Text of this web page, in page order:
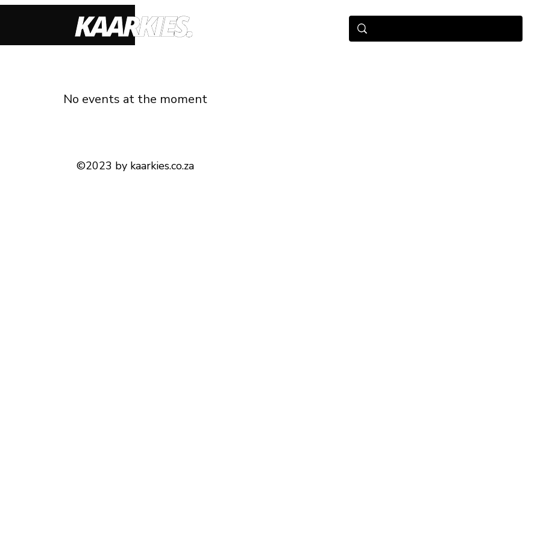
No events at the moment
©2023 by kaarkies.co.za